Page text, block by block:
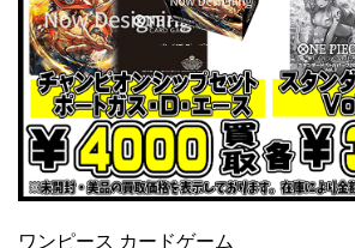
ワンピース カードゲーム